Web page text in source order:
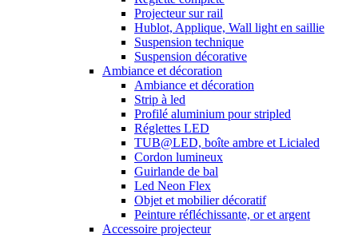
Projecteur sur rail
Hublot, Applique, Wall light en saillie
Suspension technique
Suspension décorative
Ambiance et décoration
Ambiance et décoration
Strip à led
Profilé aluminium pour stripled
Réglettes LED
TUB@LED, boîte ambre et Licialed
Cordon lumineux
Guirlande de bal
Led Neon Flex
Objet et mobilier décoratif
Peinture réfléchissante, or et argent
Accessoire projecteur